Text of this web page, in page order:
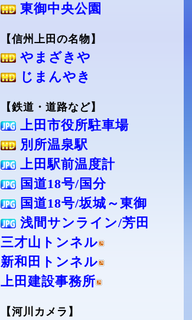
東御中央公園
【信州上田の名物】
やまざきや
じまんやき
【鉄道・道路など】
上田市役所駐車場
別所温泉駅
上田駅前温度計
国道18号/国分
国道18号/坂城～東御
浅間サンライン/芳田
三才山トンネル
新和田トンネル
上田建設事務所
【河川カメラ】